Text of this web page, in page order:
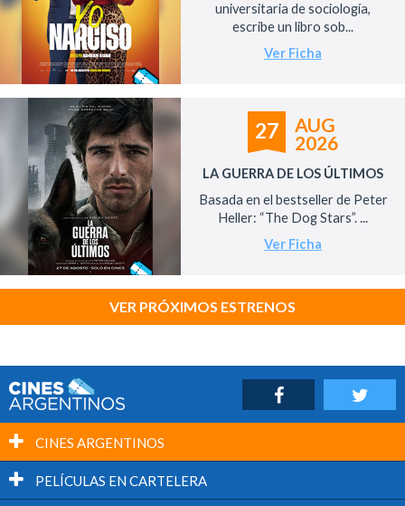
universitaria de sociología,
escribe un libro sob...
Ver Ficha
27
AUG
2026
LA GUERRA DE LOS ÚLTIMOS
Basada en el bestseller de Peter
Heller: “The Dog Stars”. ...
Ver Ficha
VER PRÓXIMOS ESTRENOS
CINES ARGENTINOS
PELÍCULAS EN CARTELERA